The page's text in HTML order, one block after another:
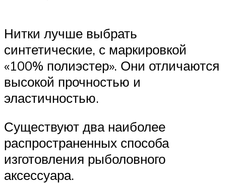
Нитки лучше выбрать
синтетические, с маркировкой
«100% полиэстер». Они отличаются
высокой прочностью и
эластичностью.
Существуют два наиболее
распространенных способа
изготовления рыболовного
аксессуара.